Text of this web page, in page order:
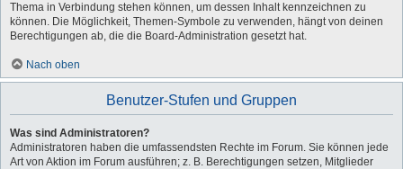
Thema in Verbindung stehen können, um dessen Inhalt kennzeichnen zu
können. Die Möglichkeit, Themen-Symbole zu verwenden, hängt von deinen
Berechtigungen ab, die die Board-Administration gesetzt hat.
Nach oben
Benutzer-Stufen und Gruppen
Was sind Administratoren?
Administratoren haben die umfassendsten Rechte im Forum. Sie können jede
Art von Aktion im Forum ausführen; z. B. Berechtigungen setzen, Mitglieder